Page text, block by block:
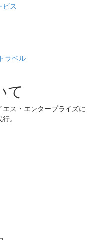
ビス
ラベル
て
ス・エンタープライズに
。